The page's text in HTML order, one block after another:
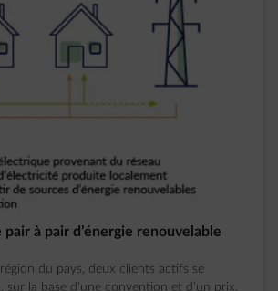
pair à pair d’énergie renouvelable
du pays, deux clients actifs se
sur la base d’une convention et d’un prix,